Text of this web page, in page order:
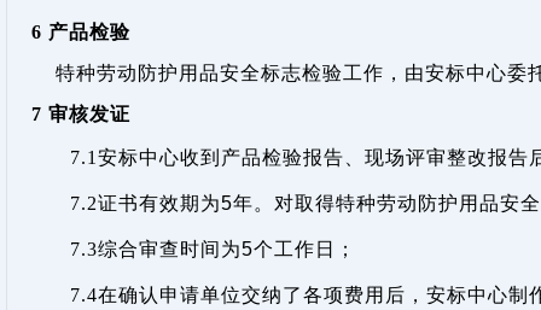
6 产品检验
特种劳动防护用品安全标志检验工作，由安标中心委
7 审核发证
7.1 安标中心收到产品检验报告、现场评审整改报
7.2证书有效期为5年。对取得特种劳动防护用品安
7.3综合审查时间为5个工作日；
7.4在确认申请单位交纳了各项费用后，安标中心制